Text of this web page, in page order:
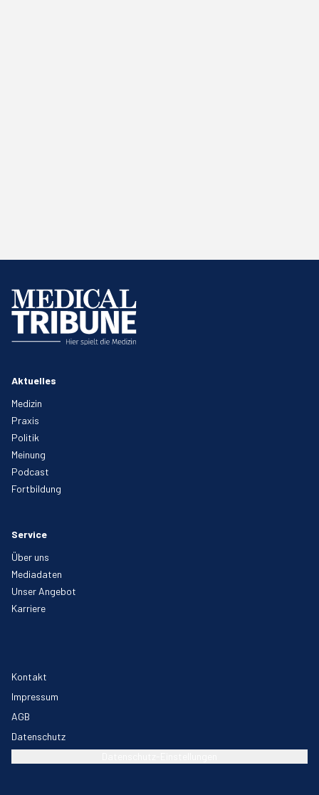
Aktuelles
Medizin
Praxis
Politik
Meinung
Podcast
Fortbildung
Service
Über uns
Mediadaten
Unser Angebot
Karriere
Kontakt
Impressum
AGB
Datenschutz